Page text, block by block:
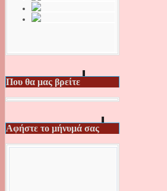
Που θα μας βρείτε
Αφήστε το μήνυμά σας